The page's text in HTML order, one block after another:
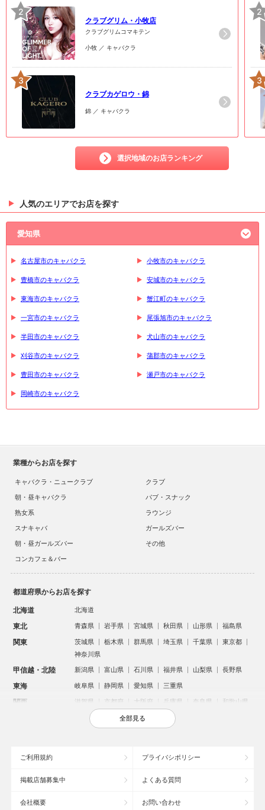
2
クラブグリム・小牧店
クラブグリムコマキテン
小牧 ／ キャバクラ
3
クラブカゲロウ・錦
錦 ／ キャバクラ
選択地域のお店ランキング
2
3
人気のエリアでお店を探す
愛知県
名古屋市のキャバクラ 小牧市のキャバクラ
豊橋市のキャバクラ 安城市のキャバクラ
東海市のキャバクラ 蟹江町のキャバクラ
一宮市のキャバクラ 尾張旭市のキャバクラ
半田市のキャバクラ 犬山市のキャバクラ
刈谷市のキャバクラ 蒲郡市のキャバクラ
豊田市のキャバクラ 瀬戸市のキャバクラ
岡崎市のキャバクラ
業種からお店を探す
キャバクラ・ニュークラブ
クラブ
朝・昼キャバクラ
パブ・スナック
熟女系
ラウンジ
スナキャバ
ガールズバー
朝・昼ガールズバー
その他
コンカフェ＆バー
都道府県からお店を探す
北海道 北海道
東北 青森県 岩手県 宮城県 秋田県 山形県 福島県
関東 茨城県 栃木県 群馬県 埼玉県 千葉県
東京都
神奈川県
甲信越・北陸 新潟県 富山県 石川県 福井県 山梨県 長野県
東海 岐阜県 静岡県 愛知県 三重県
関西 滋賀県 京都府 大阪府 兵庫県 奈良県 和歌山県
鳥取県 島根県 岡山県 広島県
沖縄県
全部見る
ご利用規約 プライバシポリシー
掲載店舗募集中 よくある質問
会社概要 お問い合わせ